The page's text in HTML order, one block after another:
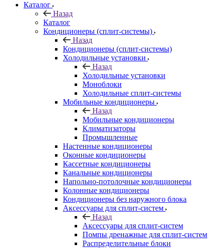
Каталог
Назад
Каталог
Кондиционеры (сплит-системы)
Назад
Кондиционеры (сплит-системы)
Холодильные установки
Назад
Холодильные установки
Моноблоки
Холодильные сплит-системы
Мобильные кондиционеры
Назад
Мобильные кондиционеры
Климатизаторы
Промышленные
Настенные кондиционеры
Оконные кондиционеры
Кассетные кондиционеры
Канальные кондиционеры
Напольно-потолочные кондиционеры
Колонные кондиционеры
Кондиционеры без наружного блока
Аксессуары для сплит-систем
Назад
Аксессуары для сплит-систем
Помпы дренажные для сплит-систем
Распределительные блоки